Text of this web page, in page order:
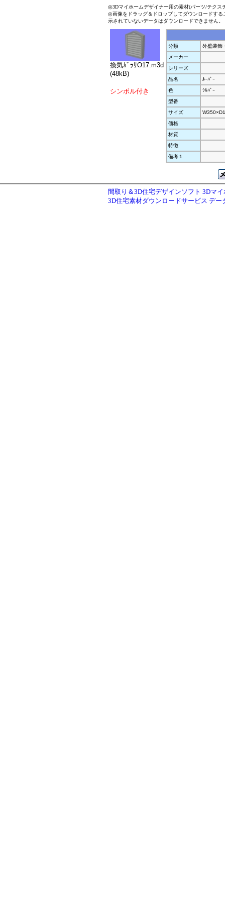
◎3Dマイホームデザイナー用の素材(パーツ/テクス
◎画像をドラッグ＆ドロップしてダウンロードす
示されていないデータはダウンロードできません。
換気ｶﾞﾗﾘO17.m3d
(48kB)
シンボル付き
分類
外壁装飾
メーカー
シリーズ
品名
ﾙｰﾊﾞｰ
色
ｼﾙﾊﾞｰ
型番
サイズ
価格
材質
特徴
備考１
間取り＆3D住宅デザインソフト 3Dマ
3D住宅素材ダウンロードサービス デー